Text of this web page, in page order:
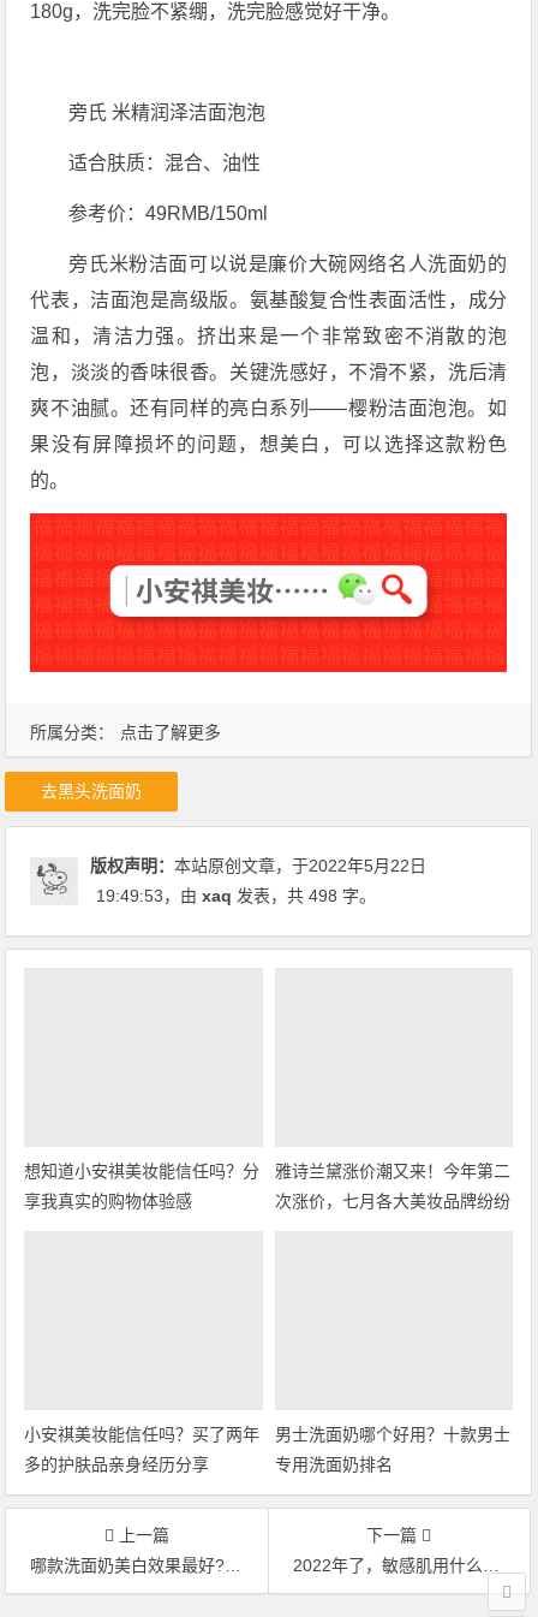
所属分类： 点击了解更多
180g，洗完脸不紧绷，洗完脸感觉好干净。
旁氏 米精润泽洁面泡泡
适合肤质：混合、油性
参考价：49RMB/150ml
旁氏米粉洁面可以说是廉价大碗网络名人洗面奶的
代表，洁面泡是高级版。氨基酸复合性表面活性，成分
温和，清洁力强。挤出来是一个非常致密不消散的泡
泡，淡淡的香味很香。关键洗感好，不滑不紧，洗后清
爽不油腻。还有同样的亮白系列——樱粉洁面泡泡。如
果没有屏障损坏的问题，想美白，可以选择这款粉色
的。
去黑头洗面奶
版权声明：本站原创文章，于2022年5月22日
19:49:53，由xaq 发表，共 498 字。
想知道小安祺美妆能信任吗？分
享我真实的购物体验感
雅诗兰黛涨价潮又来！今年第二
次涨价，七月各大美妆品牌纷纷
小安祺美妆能信任吗？买了两年
多的护肤品亲身经历分享
男士洗面奶哪个好用？十款男士
专用洗面奶排名
上一篇
哪款洗面奶美白效果最好?四款美白洁面乳
下一篇
2022年了，敏感肌用什么洗面奶呢？